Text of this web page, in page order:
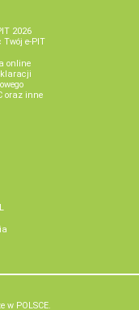
2026
e-PIT
online
oraz inne
w POLSCE.